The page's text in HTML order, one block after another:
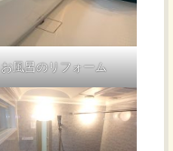
お風呂のリフォーム